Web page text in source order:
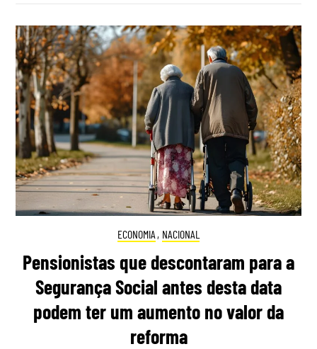
ECONOMIA , NACIONAL
Pensionistas que descontaram para a
Segurança Social antes desta data
podem ter um aumento no valor da
reforma